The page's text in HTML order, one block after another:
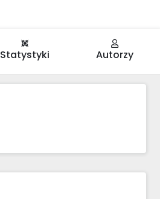
Statystyki Autorzy